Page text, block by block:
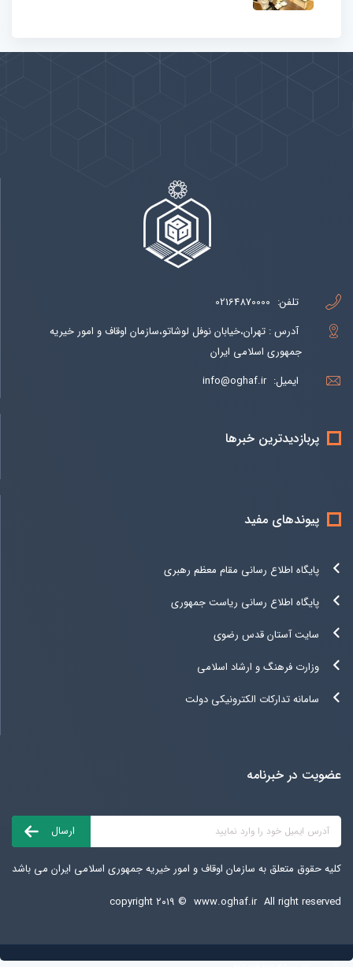
تلفن: 02164870000
آدرس : تهران،خیابان نوفل لوشاتو،سازمان اوقاف و امور خیریه
جمهوری اسلامی ایران
ایمیل: info@oghaf.ir
پربازدیدترین خبرها
پیوندهای مفید
پایگاه اطلاع رسانی مقام معظم رهبری
پایگاه اطلاع رسانی ریاست جمهوری
سایت آستان قدس رضوی
وزارت فرهنگ و ارشاد اسلامی
سامانه تدارکات الکترونیکی دولت
عضویت در خبرنامه
کلیه حقوق متعلق به سازمان اوقاف و امور خیریه جمهوری اسلامی ایران می باشد
copyright ۲۰۱۹ © www.oghaf.ir All right reserved